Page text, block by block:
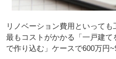
リノベーション費用といっても
最もコストがかかる「一戸建
で作り込む」ケースで600万円